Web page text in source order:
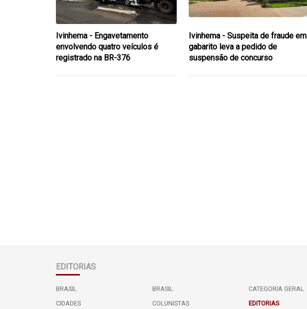
Ivinhema - Engavetamento
envolvendo quatro veículos é
registrado na BR-376
Ivinhema - Suspeita de fraude em
gabarito leva a pedido de
suspensão de concurso
EDITORIAS
BRASIL BRASIL
CATEGORIA GERAL
CIDADES
COLUNISTAS EDITORIAS